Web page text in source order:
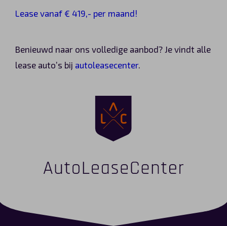
Lease vanaf € 419,- per maand!
Benieuwd naar ons volledige aanbod? Je vindt alle
lease auto’s bij autoleasecenter.